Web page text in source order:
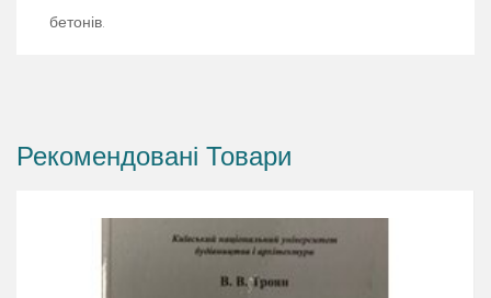
бетонів.
Рекомендовані Товари